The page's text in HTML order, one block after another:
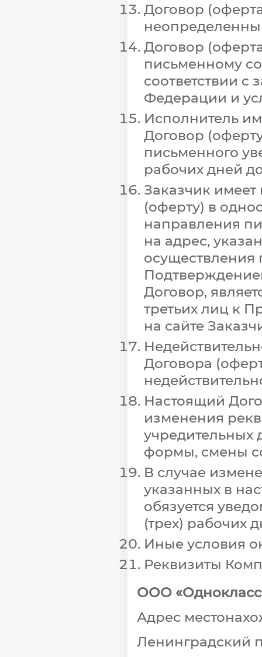
Договор
Договор
письменному
соответствии с
Федерации и
Исполнитель
Договор
письменного
рабочих дней
Заказчик
(оферту) в
направления
на адрес,
осуществления
Договор,
третьих лиц к
на сайте
Договора
Настоящий
изменения
учредительных
формы, смены
В случае
указанных в
обязуется
(трех) рабочих
Иные условия
Реквизиты
ООО
Адрес
Ленинградский